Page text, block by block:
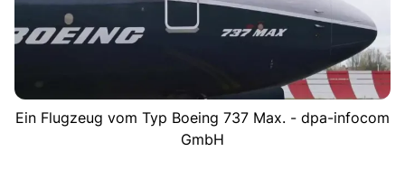
Ein Flugzeug vom Typ Boeing 737 Max. - dpa-infocom
GmbH